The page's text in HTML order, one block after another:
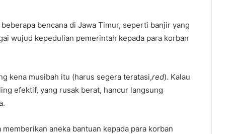
bencana di Jawa Timur, seperti banjir yang
wujud kepedulian pemerintah kepada para korban
kena musibah itu (harus segera teratasi,red). Kalau
efektif, yang rusak berat, hancur langsung
aneka bantuan kepada para korban